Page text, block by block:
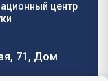
центр
71, Дом